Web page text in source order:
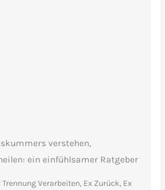
verstehen,
ein einfühlsamer Ratgeber
Verarbeiten, Ex Zurück, Ex